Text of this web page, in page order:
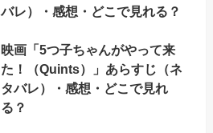
バレ）・感想・どこで見れる？
映画「5つ子ちゃんがやって来
た！（Quints）」あらすじ（ネ
タバレ）・感想・どこで見れ
る？